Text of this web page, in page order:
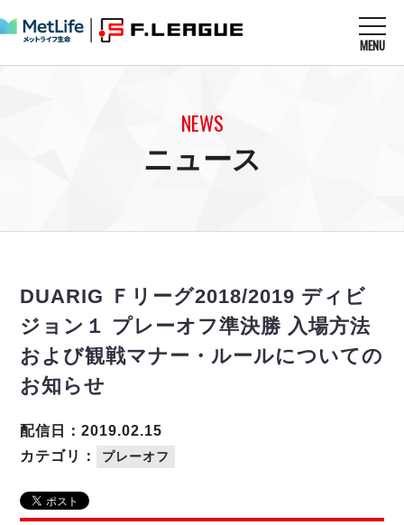
MENU
U-23選抜
メディア情報
フットサル日本代表
その他
戦績表
警告・退場・出場停止選手
個人ランキング｜ゴール
個人ランキング｜シュート
個人ランキング｜シュート成功率
メットライフ生命Ｆ２リーグ
試合日程
エスポラーダ北海道
バルドラール浦安
フウガドールすみだ
しながわシティ
ペスカドーラ町田
湘南ベルマーレ
名古屋オーシャンズ
アリーナ情報 ARENA
リーグ概要
日本フットサルリーグについて
過去の記録 ARCHIVE
過去の試合記録
NEWS
ニュース
DUARIG Ｆリーグ2018/2019 ディビ
ジョン１ プレーオフ準決勝 入場方法
および観戦マナー・ルールについての
お知らせ
カテゴリ： プレーオフ
配信日：2019.02.15